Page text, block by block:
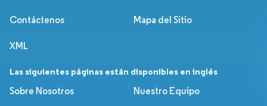
Contáctenos Mapa del Sitio
XML
Las siguientes páginas están disponibles en inglés
Sobre Nosotros
Nuestro Equipo